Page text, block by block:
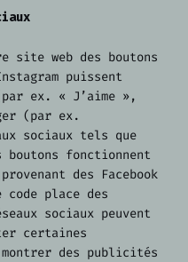
site web des boutons
puissent
ex. « J’aime »,
(par ex.
sociaux tels que
boutons fonctionnent
des Facebook
code place des
sociaux peuvent
certaines
des publicités